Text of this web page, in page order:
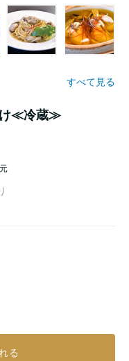
すべて見る
け≪冷蔵≫
る